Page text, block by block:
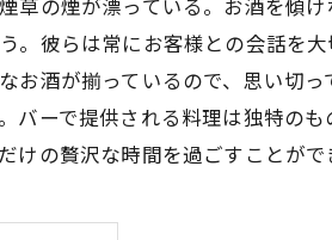
の煙が漂っている。お酒を傾
。彼らは常にお客様との会話を
酒が揃っているので、思い切
ーで提供される料理は独特の
の贅沢な時間を過ごすことがで